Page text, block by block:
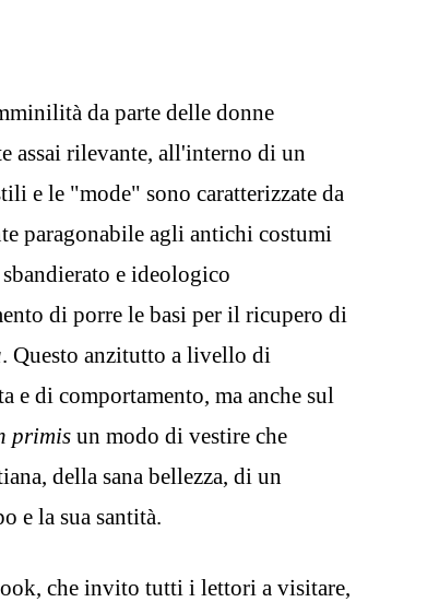
da parte delle donne
assai rilevante, all'interno di un
e le "mode" sono caratterizzate da
paragonabile agli antichi costumi
e ideologico
di porre le basi per il ricupero di
. Questo anzitutto a livello di
di comportamento, ma anche sul
primis un modo di vestire che
della sana bellezza, di un
e la sua santità.
che invito tutti i lettori a visitare,